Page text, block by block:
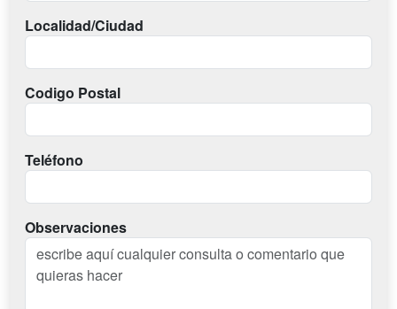
Localidad/Ciudad
Codigo Postal
Teléfono
Observaciones